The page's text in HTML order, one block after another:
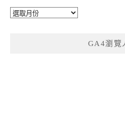
彙
GA4瀏覽